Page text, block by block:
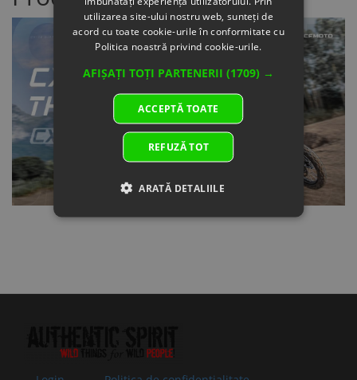
utilizarea site-ului nostru web, sunteți de
acord cu toate cookie-urile în conformitate cu
Politica noastră privind cookie-urile.
AFIȘAȚI TOȚI PARTENERII (1709) →
ACCEPTĂ TOATE
REFUZĂ TOT
ARATĂ DETALIILE